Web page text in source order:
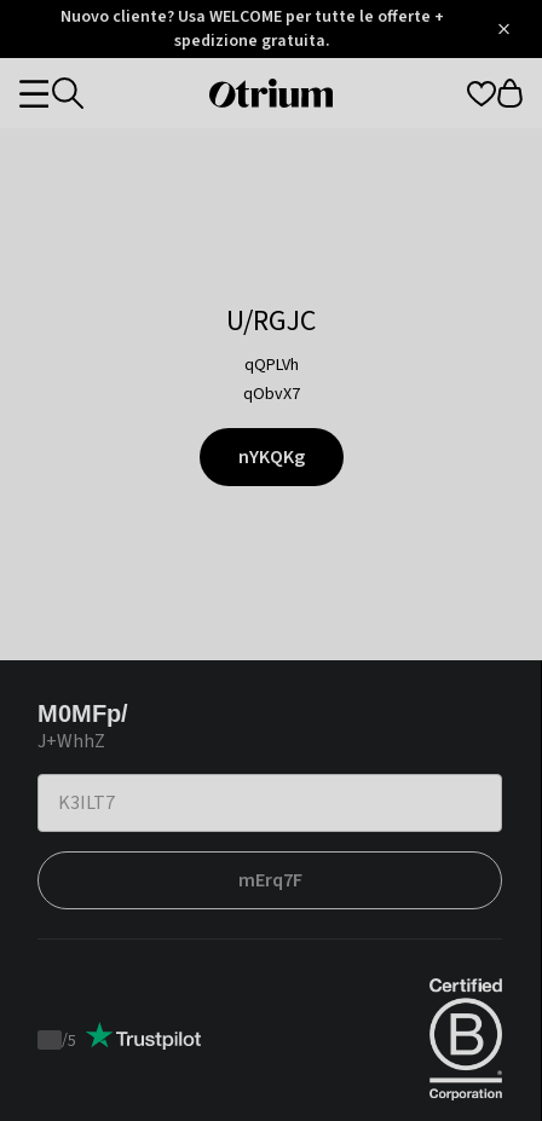
Otrium
Trustpilot
Nuovo cliente? Usa WELCOME per tutte le offerte +
spedizione gratuita.
Otrium
Categories
U/RGJC
qQPLVh
qObvX7
nYKQKg
M0MFp/
J+WhhZ
mErq7F
Trustpilot
/5